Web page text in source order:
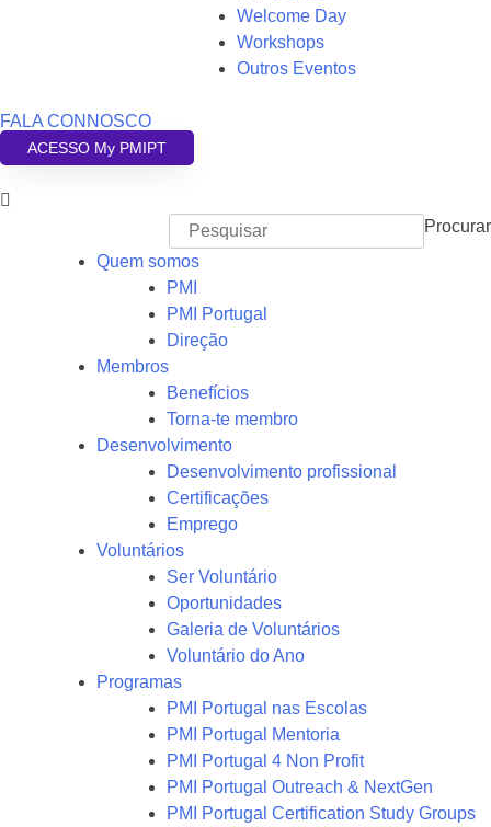
Welcome Day
Workshops
Outros Eventos
FALA CONNOSCO
ACESSO My PMIPT
Procurar
Quem somos
PMI
PMI Portugal
Direção
Membros
Benefícios
Torna-te membro
Desenvolvimento
Desenvolvimento profissional
Certificações
Emprego
Voluntários
Ser Voluntário
Oportunidades
Galeria de Voluntários
Voluntário do Ano
Programas
PMI Portugal nas Escolas
PMI Portugal Mentoria
PMI Portugal 4 Non Profit
PMI Portugal Outreach & NextGen
PMI Portugal Certification Study Groups